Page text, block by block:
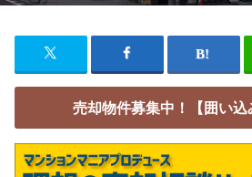
売却物件募集中！【囲い込